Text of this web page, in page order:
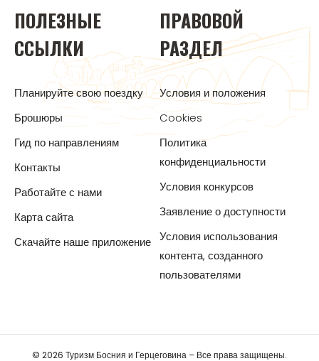
ПОЛЕЗНЫЕ
ССЫЛКИ
Планируйте свою поездку
Брошюры
Гид по направлениям
Контакты
Работайте с нами
Карта сайта
Скачайте наше приложение
ПРАВОВОЙ
РАЗДЕЛ
Условия и положения
Cookies
Политика
конфиденциальности
Условия конкурсов
Заявление о доступности
Условия использования
контента, созданного
пользователями
© 2026 Туризм Босния и Герцеговина – Все права защищены.